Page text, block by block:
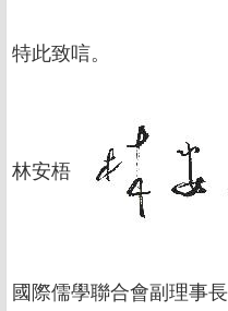
特此致唁。
林安梧
國際儒學聯合會副理事